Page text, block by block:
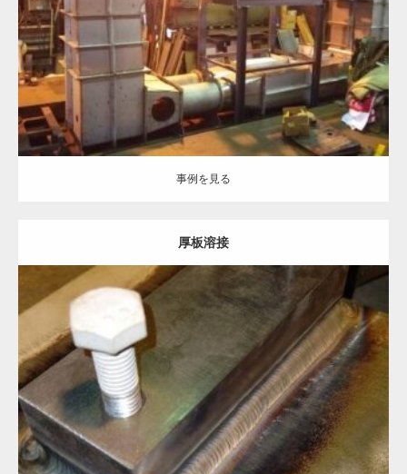
板金加工 溶接加工
事例を見る
事例を見る
厚板溶接
Category:鉄 機械部品 フレーム加工 板金加工 溶接加工
事例を見る